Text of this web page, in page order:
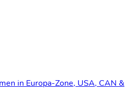
in Europa-Zone, USA, CAN &